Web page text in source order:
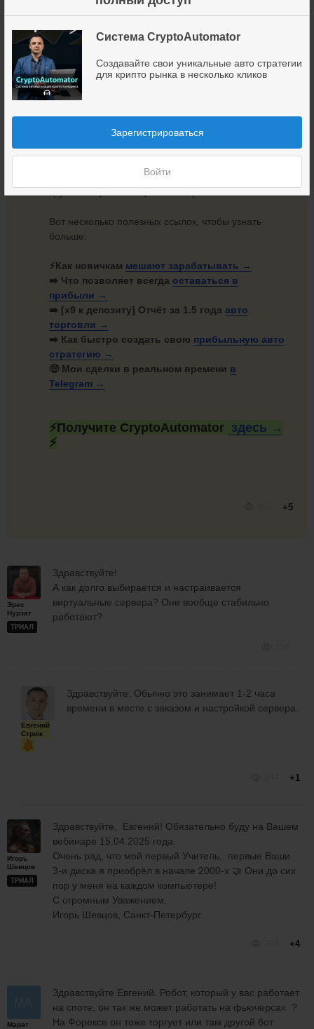
Система CryptoAutomator
Создавайте свои уникальные авто стратегии
для крипто рынка в несколько кликов
Зарегистрироваться
Войти
CryptoAutomator— готовый способ войти в мир
автоматического трейдинга с нуля.
Это мощный и удобный конструктор, который
помогает за несколько кликов создавать 100%
автоматические стратегии для криптовалют.
А главное, их практически не смогут сломать
Вот несколько полезных ссылок, чтобы узнать
больше:
⚡Как новичкам мешают зарабатывать →
➡️ Что позволяет всегда оставаться в
прибыли →
➡️ [х9 к депозиту] Отчёт за 1.5 года авто
торговли →
➡️ Как быстро создать свою прибыльную авто
стратегию →
🤑 Мои сделки в реальном времени в
Telegram →
⚡Получите CryptoAutomator здесь →
⚡
+5
Эрес
Нурзат
ТРИАЛ
Здравствуйте!
А как долго выбирается и настраивается
виртуальные сервера? Они вообще стабильно
работают?
Евгений
Стриж
Здравствуйте. Обычно это занимает 1-2 часа
времени в месте с заказом и настройкой сервера.
+1
Игорь
Шевцов
ТРИАЛ
Здравствуйте, Евгений! Обязательно буду на Вашем
вебинаре 15.04.2025 года.
Очень рад, что мой первый Учитель, первые Ваши
3-и диска я приобрёл в начале 2000-х 🤝 Они до сих
пор у меня на каждом компьютере!
С огромным Уважением,
Игорь Шевцов, Санкт-Петербург.
+4
Марат
Здравствуйте Евгений. Робот, который у вас работает
на споте, он так же может работать на фьючерсах ?
На Форексе он тоже торгует или там другой бот